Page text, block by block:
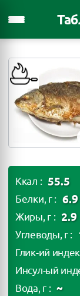
Ккал : 55.5
Белки, г : 6.9
Жиры, г : 2.9
Углеводы, г :
Глик-ий
Инсул-ый
Вода, г : ~